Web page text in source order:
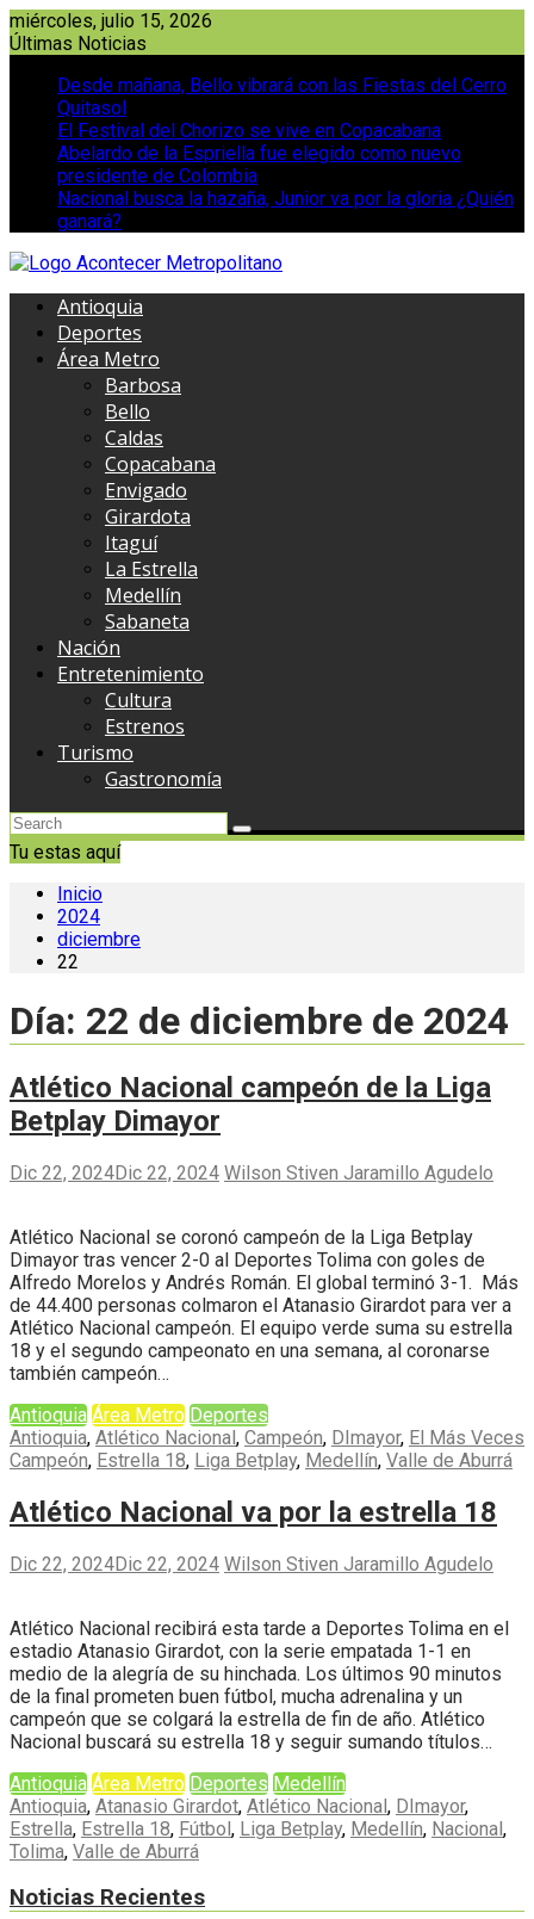
Saltar
al
miércoles, julio 15, 2026
Últimas Noticias
Desde mañana, Bello vibrará con las Fiestas del Cerro
Quitasol
El Festival del Chorizo se vive en Copacabana
Abelardo de la Espriella fue elegido como nuevo
presidente de Colombia
Nacional busca la hazaña, Junior va por la gloria ¿Quién
ganará?
Antioquia
Deportes
Área Metro
Barbosa
Bello
Caldas
Copacabana
Envigado
Girardota
Itaguí
La Estrella
Medellín
Sabaneta
Nación
Entretenimiento
Cultura
Estrenos
Turismo
Gastronomía
Tu estas aquí
Inicio
2024
diciembre
22
Día: 22 de diciembre de 2024
Atlético Nacional campeón de la Liga
Betplay Dimayor
Dic 22, 2024Dic 22, 2024 Wilson Stiven Jaramillo Agudelo
Atlético Nacional se coronó campeón de la Liga Betplay
Dimayor tras vencer 2-0 al Deportes Tolima con goles de
Alfredo Morelos y Andrés Román. El global terminó 3-1. Más
de 44.400 personas colmaron el Atanasio Girardot para ver a
Atlético Nacional campeón. El equipo verde suma su estrella
18 y el segundo campeonato en una semana, al coronarse
también campeón…
Antioquia Área Metro Deportes
Antioquia, Atlético Nacional, Campeón, DImayor, El Más Veces
Campeón, Estrella 18, Liga Betplay, Medellín, Valle de Aburrá
Atlético Nacional va por la estrella 18
Dic 22, 2024Dic 22, 2024 Wilson Stiven Jaramillo Agudelo
Atlético Nacional recibirá esta tarde a Deportes Tolima en el
estadio Atanasio Girardot, con la serie empatada 1-1 en
medio de la alegría de su hinchada. Los últimos 90 minutos
de la final prometen buen fútbol, mucha adrenalina y un
campeón que se colgará la estrella de fin de año. Atlético
Nacional buscará su estrella 18 y seguir sumando títulos…
Antioquia Área Metro Deportes Medellín
Antioquia, Atanasio Girardot, Atlético Nacional, DImayor,
Estrella, Estrella 18, Fútbol, Liga Betplay, Medellín, Nacional,
Tolima, Valle de Aburrá
Noticias Recientes